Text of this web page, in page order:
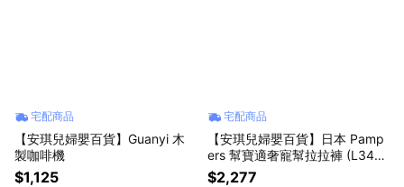
宅配商品
【安琪兒婦嬰百貨】Guanyi 木
製咖啡機
$1,125
宅配商品
【安琪兒婦嬰百貨】日本 Pamp
ers 幫寶適奢寵幫拉拉褲 (L34片
x3包 箱購)
$2,277